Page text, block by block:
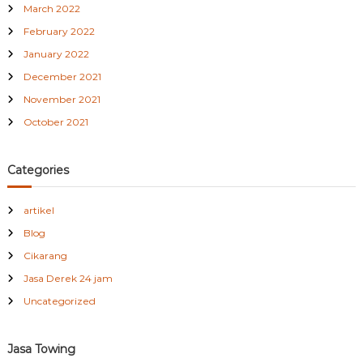
March 2022
February 2022
January 2022
December 2021
November 2021
October 2021
Categories
artikel
Blog
Cikarang
Jasa Derek 24 jam
Uncategorized
Jasa Towing